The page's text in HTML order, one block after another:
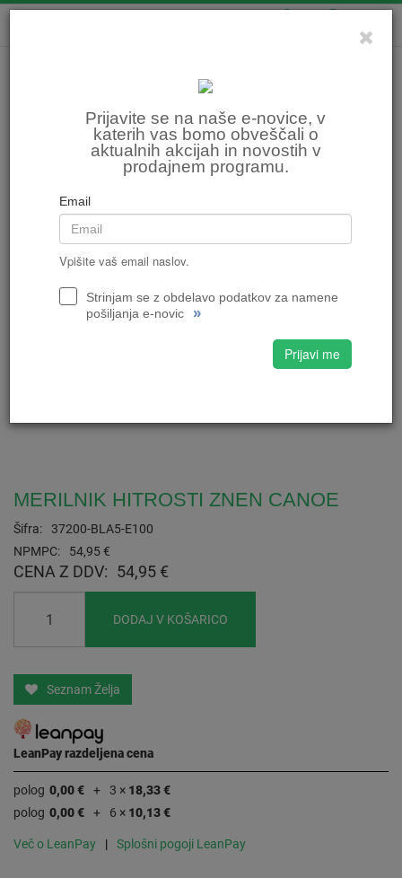
Prijavite se na naše e-novice, v
katerih vas bomo obveščali o
aktualnih akcijah in novostih v
prodajnem programu.
Email
Vpišite vaš email naslov.
Strinjam se z obdelavo podatkov za namene
pošiljanja e-novic
»
Prijavi me
MERILNIK HITROSTI ZNEN CANOE
Šifra:
37200-BLA5-E100
NPMPC:
54,95 €
CENA Z DDV: 54,95 €
DODAJ V KOŠARICO
Seznam Želja
LeanPay razdeljena cena
polog 0,00 € 3 × 18,33 €
polog 0,00 € 6 × 10,13 €
Več o LeanPay Splošni pogoji LeanPay